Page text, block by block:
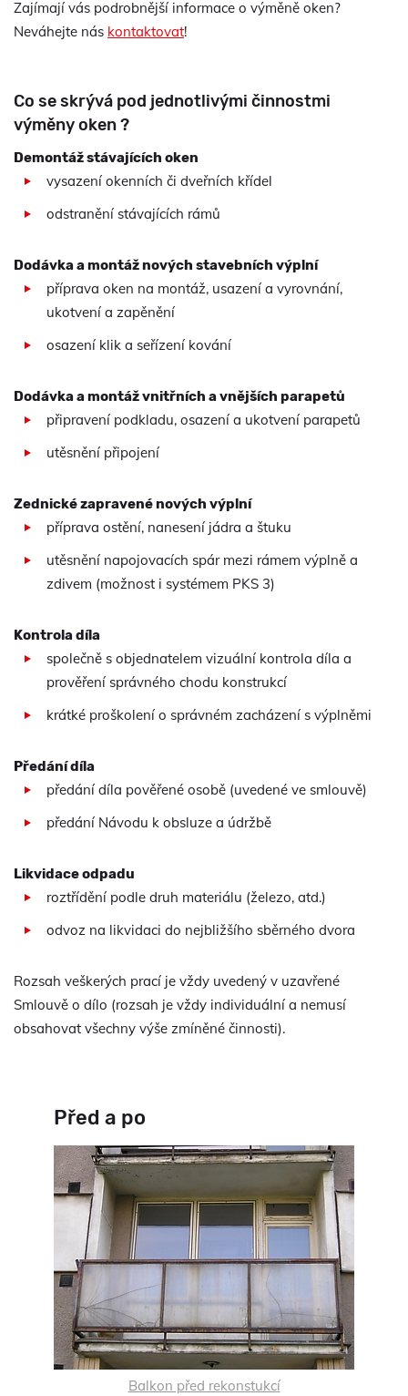
Zajímají vás podrobnější informace o výměně oken?
Neváhejte nás kontaktovat!
Co se skrývá pod jednotlivými činnostmi
výměny oken ?
Demontáž stávajících oken
vysazení okenních či dveřních křídel
odstranění stávajících rámů
Dodávka a montáž nových stavebních výplní
příprava oken na montáž, usazení a vyrovnání,
ukotvení a zapěnění
osazení klik a seřízení kování
Dodávka a montáž vnitřních a vnějších parapetů
připravení podkladu, osazení a ukotvení parapetů
utěsnění připojení
Zednické zapravené nových výplní
příprava ostění, nanesení jádra a štuku
utěsnění napojovacích spár mezi rámem výplně a
zdivem (možnost i systémem PKS 3)
Kontrola díla
společně s objednatelem vizuální kontrola díla a
prověření správného chodu konstrukcí
krátké proškolení o správném zacházení s výplněmi
Předání díla
předání díla pověřené osobě (uvedené ve smlouvě)
předání Návodu k obsluze a údržbě
Likvidace odpadu
roztřídění podle druh materiálu (železo, atd.)
odvoz na likvidaci do nejbližšího sběrného dvora
Rozsah veškerých prací je vždy uvedený v uzavřené
Smlouvě o dílo (rozsah je vždy individuální a nemusí
obsahovat všechny výše zmíněné činnosti).
Před a po
Balkon před rekonstukcí